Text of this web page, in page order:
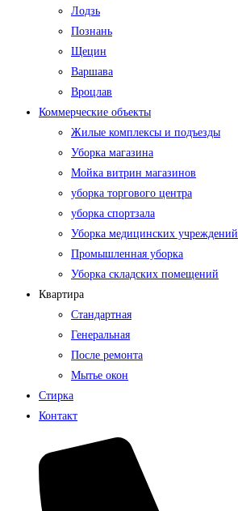
Лодзь
Познань
Щецин
Варшава
Вроцлав
Коммерческие объекты
Жилые комплексы и подъезды
Уборка магазина
Мойка витрин магазинов
уборка торгового центра
уборка спортзала
Уборка медицинских учреждений
Промышленная уборка
Уборка складских помещений
Квартира
Стандартная
Генеральная
После ремонта
Мытье окон
Стирка
Контакт